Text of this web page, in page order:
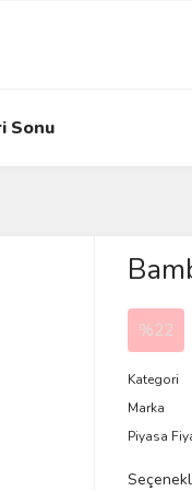
Sonu
%22
Kategori
Marka
Piyasa